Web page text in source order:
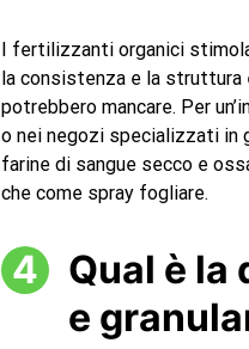
I fertilizzanti organici
la consistenza e la struttura
potrebbero mancare. Per
o nei negozi specializzati in
farine di sangue secco e
che come spray fogliare.
Qual è
e